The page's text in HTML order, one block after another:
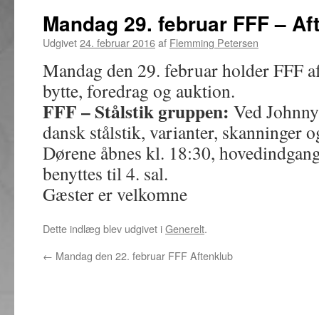
Mandag 29. februar FFF –
Udgivet24. februar 2016af Flemming Petersen
Mandag den 29. februar holder FFF
bytte, foredrag og auktion.
FFF – Stålstik gruppen: Ved
dansk stålstik, varianter, skanninger
Dørene åbnes kl. 18:30,
benyttes til 4. sal.
Gæster er velkomne
Dette indlæg blev udgivet iGenerelt.
← Mandag den 22. februar FFF Aftenklub